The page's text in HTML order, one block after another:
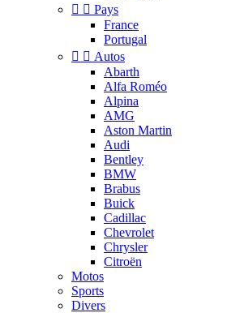
  Pays
France
Portugal
  Autos
Abarth
Alfa Roméo
Alpina
AMG
Aston Martin
Audi
Bentley
BMW
Brabus
Buick
Cadillac
Chevrolet
Chrysler
Citroën
Motos
Sports
Divers